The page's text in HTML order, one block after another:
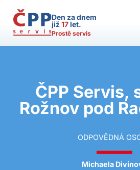
Den za dnem
již17let.
Prostě servis
ČPP Servis,
Rožnov pod
ODPOVĚDNÁ
Michaela